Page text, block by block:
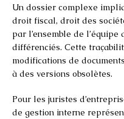
Un dossier complexe
droit fiscal, droit des
par l’ensemble de l’équipe
différenciés. Cette
modifications de
à des versions obsolètes.
Pour les juristes
de gestion interne